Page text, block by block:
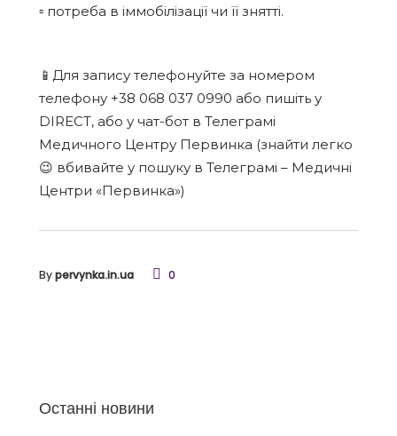
▫️ потреба в іммобілізації чи її знятті.
📱Для запису телефонуйте за номером
телефону +38 068 037 0990 або пишіть у
DIRECT, або у чат-бот в Телеграмі
Медичного Центру Первинка (знайти легко
😉 вбивайте у пошуку в Телеграмі – Медичні
Центри «Первинка»)
Bypervynka.in.ua 0
Останні новини